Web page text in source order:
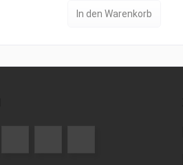
In den Warenkorb